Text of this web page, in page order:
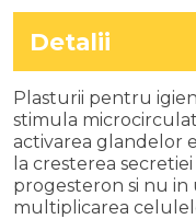
Detalii
Plasturii pentru
stimula
activarea glandelor
la cresterea
progesteron si nu
multiplicarea